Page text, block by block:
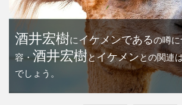
酒井宏樹に イケメンであるの噂
容・酒井宏樹とイケメンとの関連
でしょう。